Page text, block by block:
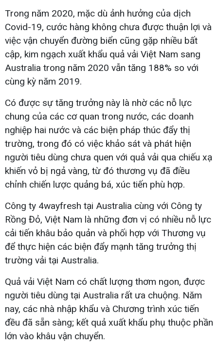
Trong năm 2020, mặc dù ảnh hưởng của dịch
Covid-19, cước hàng không chưa được thuận lợi và
việc vận chuyển đường biển cũng gặp nhiều bất
cập, kim ngạch xuất khẩu quả vải Việt Nam sang
Australia trong năm 2020 vẫn tăng 188% so với
cùng kỳ năm 2019.
Có được sự tăng trưởng này là nhờ các nỗ lực
chung của các cơ quan trong nước, các doanh
nghiệp hai nước và các biện pháp thúc đẩy thị
trường, trong đó có việc khảo sát và phát hiện
người tiêu dùng chưa quen với quả vải qua chiếu xạ
khiến vỏ bị ngả vàng, từ đó thương vụ đã điều
chỉnh chiến lược quảng bá, xúc tiến phù hợp.
Công ty 4wayfresh tại Australia cùng với Công ty
Rồng Đỏ, Việt Nam là những đơn vị có nhiều nỗ lực
cải tiến khâu bảo quản và phối hợp với Thương vụ
để thực hiện các biện đẩy mạnh tăng trưởng thị
trường vải tại Australia.
Quả vải Việt Nam có chất lượng thơm ngon, được
người tiêu dùng tại Australia rất ưa chuộng. Năm
nay, các nhà nhập khẩu và Chương trình xúc tiến
đều đã sẵn sàng; kết quả xuất khẩu phụ thuộc phần
lớn vào khâu vận chuyển.